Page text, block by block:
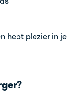
hebt plezier in je